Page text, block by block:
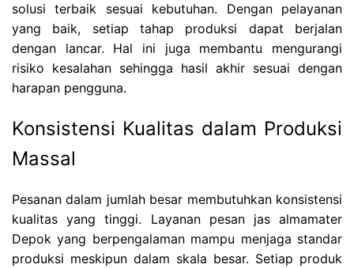
solusi terbaik sesuai kebutuhan. Dengan pelayanan
yang baik, setiap tahap produksi dapat berjalan
dengan lancar. Hal ini juga membantu mengurangi
risiko kesalahan sehingga hasil akhir sesuai dengan
harapan pengguna.
Konsistensi Kualitas dalam Produksi
Massal
Pesanan dalam jumlah besar membutuhkan konsistensi
kualitas yang tinggi. Layanan pesan jas almamater
Depok yang berpengalaman mampu menjaga standar
produksi meskipun dalam skala besar. Setiap produk